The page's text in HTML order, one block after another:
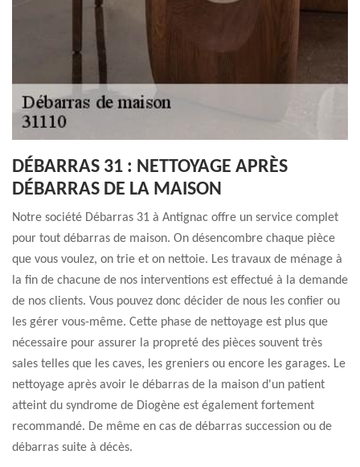
DÉBARRAS 31 : NETTOYAGE APRÈS
DÉBARRAS DE LA MAISON
Notre société Débarras 31 à Antignac offre un service complet
pour tout débarras de maison. On désencombre chaque pièce
que vous voulez, on trie et on nettoie. Les travaux de ménage à
la fin de chacune de nos interventions est effectué à la demande
de nos clients. Vous pouvez donc décider de nous les confier ou
les gérer vous-même. Cette phase de nettoyage est plus que
nécessaire pour assurer la propreté des pièces souvent très
sales telles que les caves, les greniers ou encore les garages. Le
nettoyage après avoir le débarras de la maison d'un patient
atteint du syndrome de Diogène est également fortement
recommandé. De même en cas de débarras succession ou de
débarras suite à décès.